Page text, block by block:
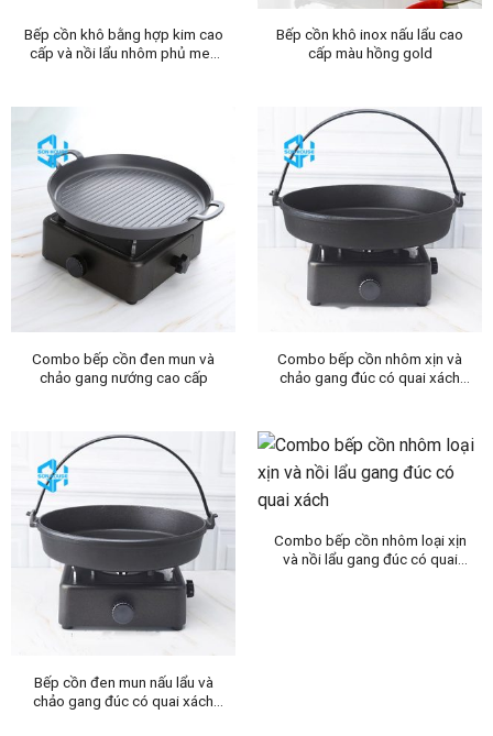
Bếp cồn khô bằng hợp kim cao
cấp và nồi lẩu nhôm phủ men
Bếp cồn khô inox nấu lẩu cao
cấp màu hồng gold
Combo bếp cồn đen mun và
chảo gang nướng cao cấp
Combo bếp cồn nhôm xịn và
chảo gang đúc có quai xách
Bếp cồn đen mun nấu lẩu và
chảo gang đúc có quai xách
Combo bếp cồn nhôm loại xịn
và nồi lẩu gang đúc có quai